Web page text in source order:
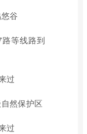
谷
等线路到
过
然保护区
过